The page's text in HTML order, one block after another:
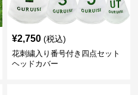
¥2,750 (税込)
花刺繍入り番号付き四点セット
ヘッドカバー